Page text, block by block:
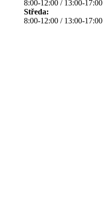
8:00-12:00 / 13:00-17:00
Středa:
8:00-12:00 / 13:00-17:00